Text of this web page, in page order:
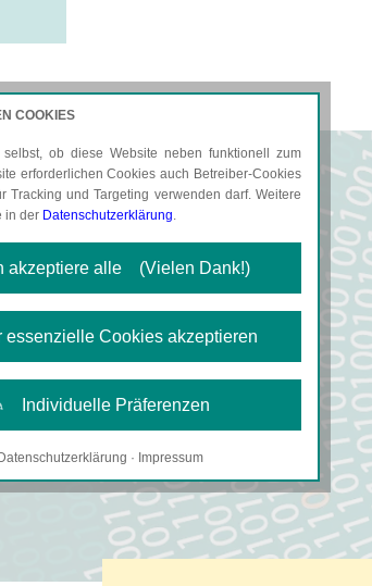
KARRIERE
COOKIES
selbst, ob diese Website neben funktionell zum
erforderlichen Cookies auch Betreiber-Cookies
Tracking und Targeting verwenden darf. Weitere
in der Datenschutzerklärung.
alle (Vielen Dank!)
Cookies akzeptieren
Individuelle Präferenzen
Cookies
der Website zu sichern.
und Targeting-Cookies
sind erforderlich, um unsere Website auf Ihre
Datenschutzerklärung · Impressum